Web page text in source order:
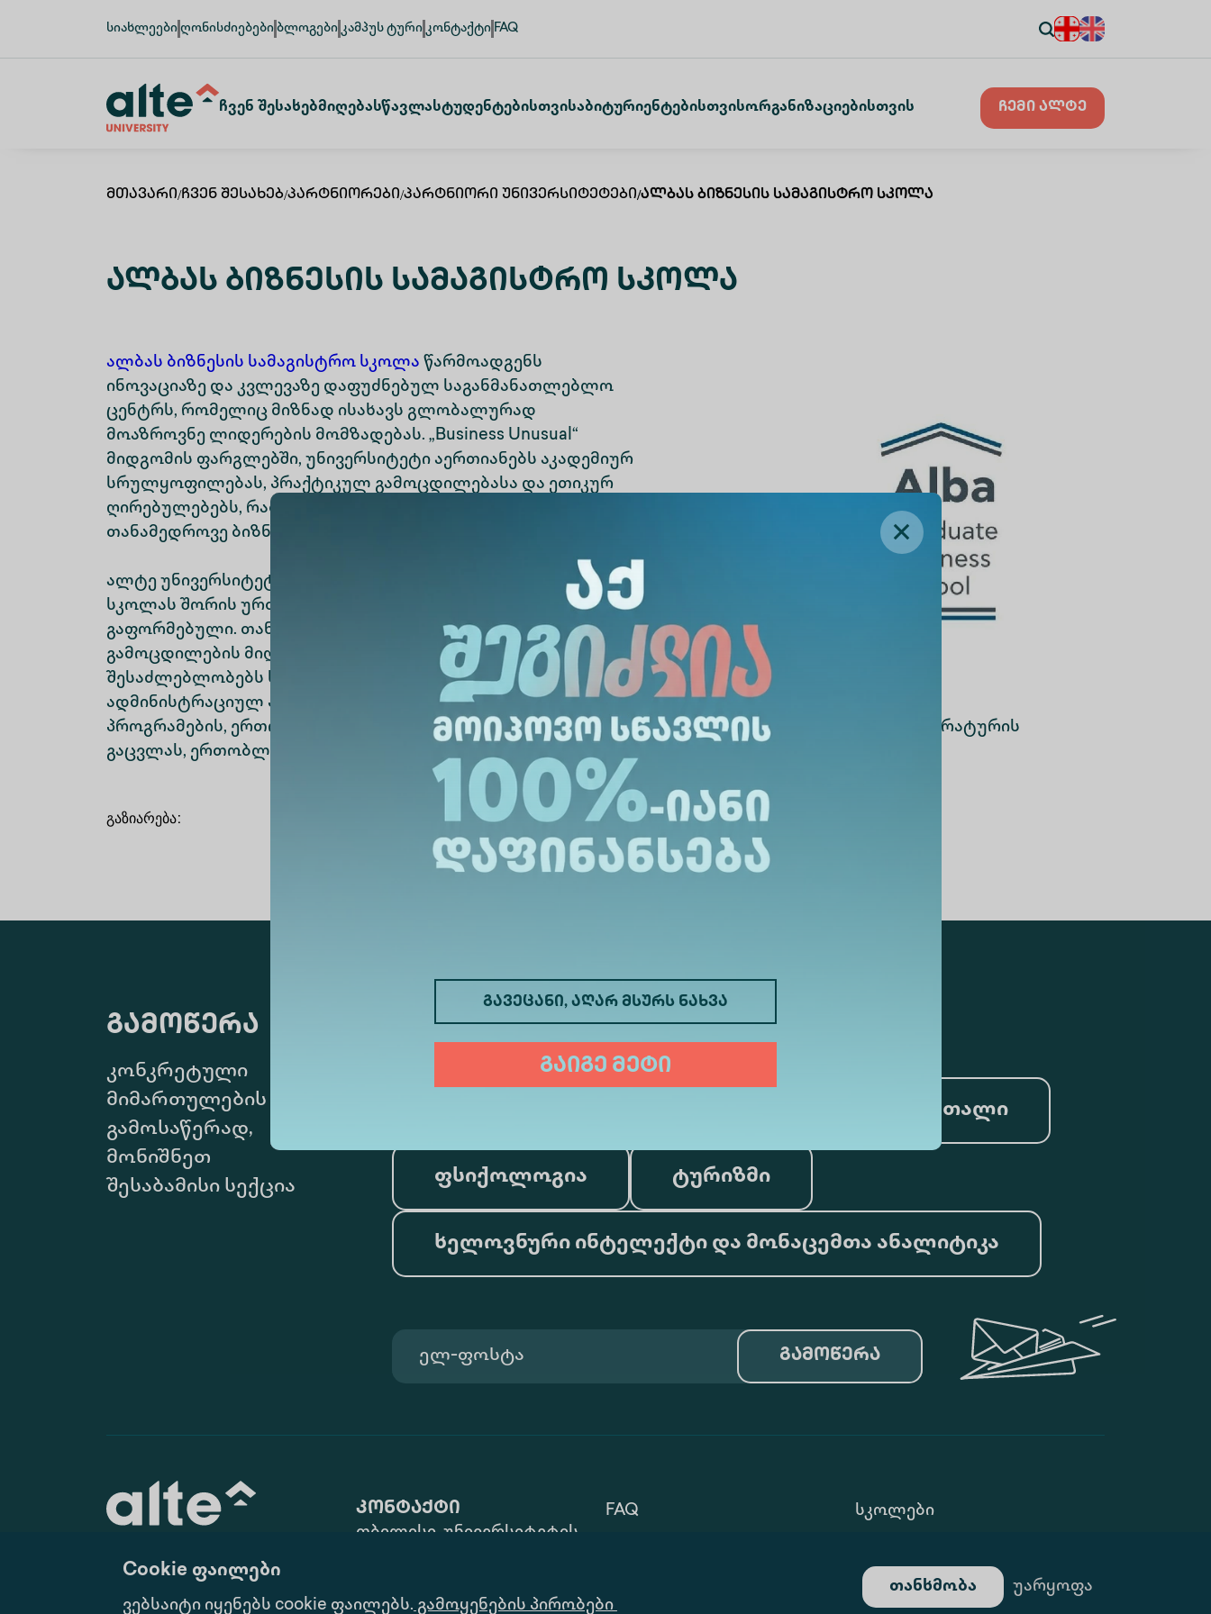
Cookie ფაილები
ვებსაიტი იყენებს cookie ფაილებს. გამოყენების პირობები
უარყოფა
თანხმობა
სიახლეები ღონისძიებები ბლოგები კამპუს ტური კონტაქტი FAQ
Ჩვენ ᲨესახებᲛიღებაᲡწავლაᲡტუდენტებისთვისᲐბიტურიენტებისთვისᲝრგანიზაციებისთვის ჩემი ალტე
გავეცანი, აღარ მსურს ნახვა
გაიგე მეტი
Მთავარი/Ჩვენ Შესახებ/Პარტნიორები/Პარტნიორი Უნივერსიტეტები/Ალბას Ბიზნესის Სამაგისტრო Სკოლა
Ალბას Ბიზნესის Სამაგისტრო Სკოლა
ალბას ბიზნესის სამაგისტრო სკოლა წარმოადგენს
ინოვაციაზე და კვლევაზე დაფუძნებულ საგანმანათლებლო
ცენტრს, რომელიც მიზნად ისახავს გლობალურად
მოაზროვნე ლიდერების მომზადებას. „Business Unusual“
მიდგომის ფარგლებში, უნივერსიტეტი აერთიანებს აკადემიურ
სრულყოფილებას, პრაქტიკულ გამოცდილებასა და ეთიკურ
ღირებულებებს, რათა სტუდენტებს შესთავაზოს
თანამედროვე ბიზნეს გარემოზე მორგებული განათლება.
ალტე უნივერსიტეტსა და ალბას ბიზნესის სამაგისტრო
სკოლას შორის ურთიერთთანამშრომლობის მემორანდუმია
გაფორმებული. თანამშრომლობა საერთაშორისო
გამოცდილების მიღების კუთხით მრავალმხრივ
შესაძლებლობებს სთავაზობს სტუდენტებს, აკადემიურ და
ადმინისტრაციულ პერსონალს, კერძოდ:გაცვლითი
პროგრამების, ერთობლივი კვლევითი პროექტების ორგანიზებას, სასწავლო მასალებისა და ლიტერატურის
გაცვლას, ერთობლივი პროგრამების განვითარებას.
გაზიარება:
გამოწერა
კონკრეტული
მიმართულების
გამოსაწერად,
მონიშნეთ
შესაბამისი სექცია
მედიცინა ბიზნესი
სამართალი
ფსიქოლოგია ტურიზმი
ხელოვნური ინტელექტი და მონაცემთა ანალიტიკა
გამოწერა
კონტაქტი
თბილისი, უნივერსიტეტის
info@alte.edu.ge
FAQ Სკოლები